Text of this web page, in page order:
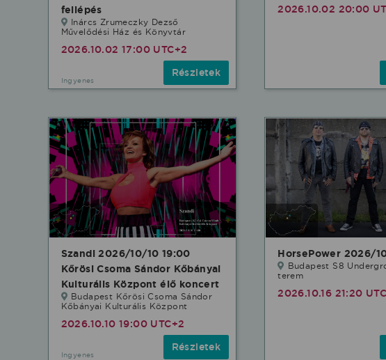
fellépés
Inárcs Zrumeczky Dezső
Művelődési Ház és Könyvtár
2026.10.02 17:00 UTC+2
Ingyenes
Részletek
2026.10.02 20:00
Szandi 2026/10/10 19:00
Kőrösi Csoma Sándor Kőbányai
Kulturális Központ élő koncert
Budapest Kőrösi Csoma Sándor
Kőbányai Kulturális Központ
2026.10.10 19:00 UTC+2
Ingyenes
Részletek
HorsePower 2026/
Budapest S8
terem
2026.10.16 21:20